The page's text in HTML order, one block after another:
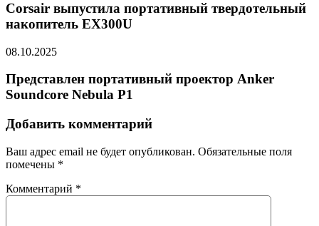
Corsair выпустила портативный твердотельный
накопитель EX300U
08.10.2025
Представлен портативный проектор Anker
Soundcore Nebula P1
Добавить комментарий
Ваш адрес email не будет опубликован. Обязательные поля
помечены *
Комментарий *